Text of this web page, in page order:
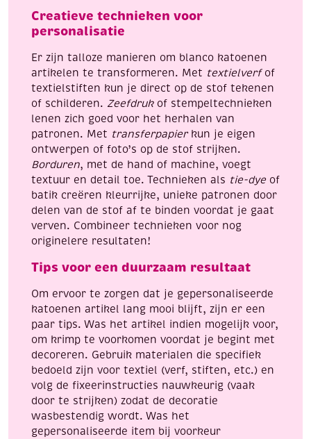
Creatieve technieken voor
personalisatie
Er zijn talloze manieren om blanco katoenen
artikelen te transformeren. Met textielverfof
textielstiften kun je direct op de stof tekenen
of schilderen. Zeefdrukof stempeltechnieken
lenen zich goed voor het herhalen van
patronen. Met transferpapierkun je eigen
ontwerpen of foto’s op de stof strijken.
Borduren, met de hand of machine, voegt
textuur en detail toe. Technieken als tie-dye of
batik creëren kleurrijke, unieke patronen door
delen van de stof af te binden voordat je gaat
verven. Combineer technieken voor nog
originelere resultaten!
Tips voor een duurzaam resultaat
Om ervoor te zorgen dat je gepersonaliseerde
katoenen artikel lang mooi blijft, zijn er een
paar tips. Was het artikel indien mogelijk voor,
om krimp te voorkomen voordat je begint met
decoreren. Gebruik materialen die specifiek
bedoeld zijn voor textiel (verf, stiften, etc.) en
volg de fixeerinstructies nauwkeurig (vaak
door te strijken) zodat de decoratie
wasbestendig wordt. Was het
gepersonaliseerde item bij voorkeur